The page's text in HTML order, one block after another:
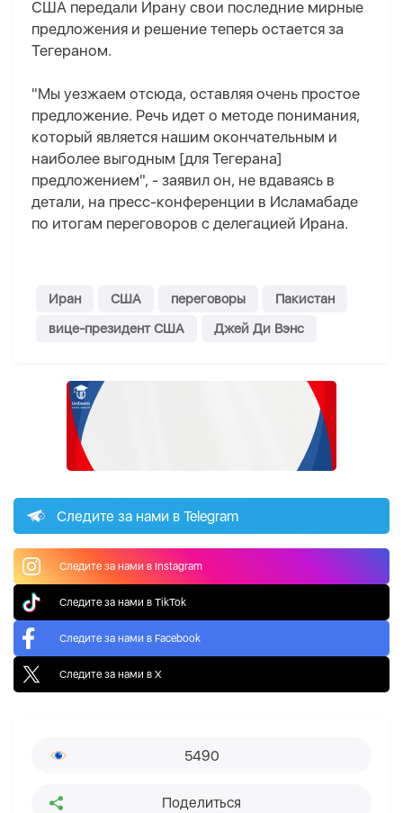
США передали Ирану свои последние мирные
предложения и решение теперь остается за
Тегераном.
"Мы уезжаем отсюда, оставляя очень простое
предложение. Речь идет о методе понимания,
который является нашим окончательным и
наиболее выгодным [для Тегерана]
предложением", - заявил он, не вдаваясь в
детали, на пресс-конференции в Исламабаде
по итогам переговоров с делегацией Ирана.
Иран США переговоры
Пакистан
вице-президент США
Джей Ди Вэнс
Следите за нами в Telegram
Следите за нами в Instagram
Следите за нами в TikTok
Следите за нами в Facebook
Следите за нами в X
5490
Поделиться